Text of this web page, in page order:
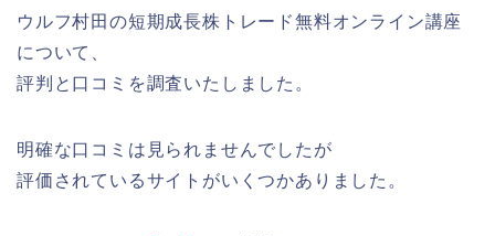
ウルフ村田の短期成長株トレード無料オンライン講座
について、
評判と口コミを調査いたしました。
明確な口コミは見られませんでしたが
評価されているサイトがいくつかありました。